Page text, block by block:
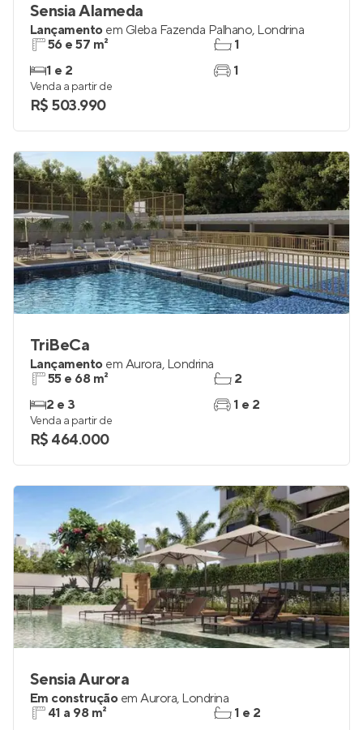
Sensia Alameda
Lançamento em Gleba Fazenda Palhano, Londrina
56 e 57 m²
1 e 2
1
1
Venda a partir de
R$ 503.990
TriBeCa
Lançamento em Aurora, Londrina
55 e 68 m²
2 e 3
2
1 e 2
Venda a partir de
R$ 464.000
Sensia Aurora
Em construção em Aurora, Londrina
41 a 98 m²
1 e 2